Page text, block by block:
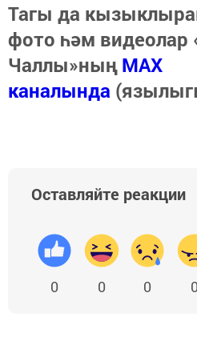
Тагы да
фото һәм видеолар
Чаллы»ныңMAX
каналында
Оставляйте реакции
0 0 0 0